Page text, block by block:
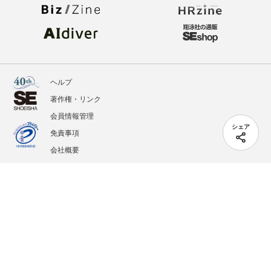
シェア
ヘルプ
著作権・リンク
会員情報管理
免責事項
会社概要